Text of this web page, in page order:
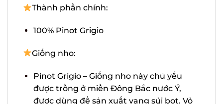
Thành phần chính:
100% Pinot Grigio
Giống nho:
Pinot Grigio – Giống nho này chủ yếu
được trồng ở miền Đông Bắc nước Ý,
được dùng để sản xuất vang sủi bọt. Vỏ